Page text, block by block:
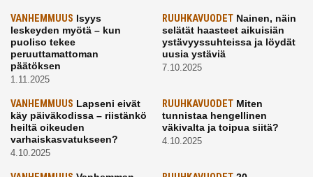
VANHEMMUUS Isyys
leskeyden myötä – kun
puoliso tekee
peruuttamattoman
päätöksen
1.11.2025
RUUHKAVUODETNainen, näin
selätät haasteet aikuisiän
ystävyyssuhteissa ja löydät
uusia ystäviä
7.10.2025
VANHEMMUUS Lapseni eivät
käy päiväkodissa – riistänkö
heiltä oikeuden
varhaiskasvatukseen?
4.10.2025
RUUHKAVUODETMiten
tunnistaa hengellinen
väkivalta ja toipua siitä?
4.10.2025